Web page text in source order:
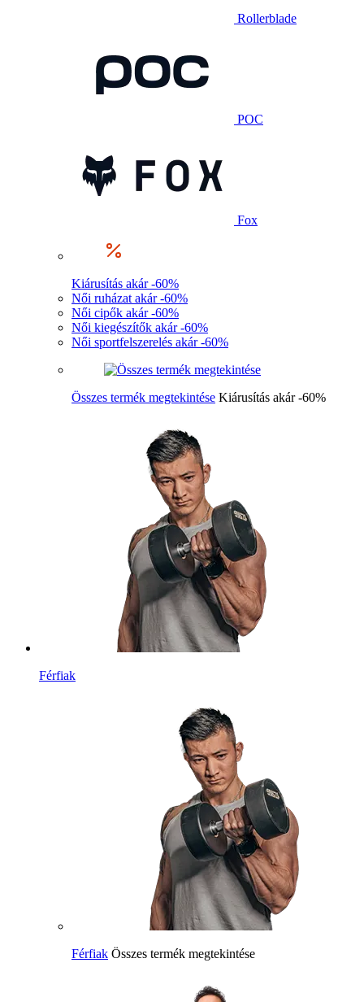
Rollerblade
POC
Fox
Kiárusítás akár -60%
Női ruházat akár -60%
Női cipők akár -60%
Női kiegészítők akár -60%
Női sportfelszerelés akár -60%
Összes termék megtekintése Kiárusítás akár -60%
Férfiak
Férfiak Összes termék megtekintése